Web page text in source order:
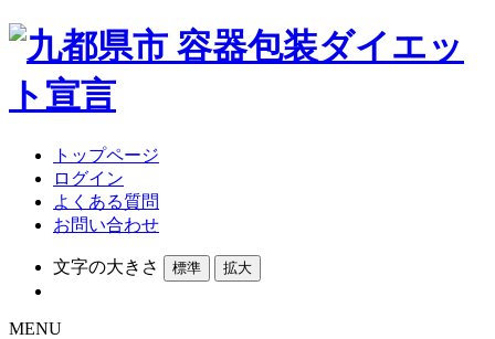
トップページ
ログイン
よくある質問
お問い合わせ
文字の大きさ 標準 拡大
MENU